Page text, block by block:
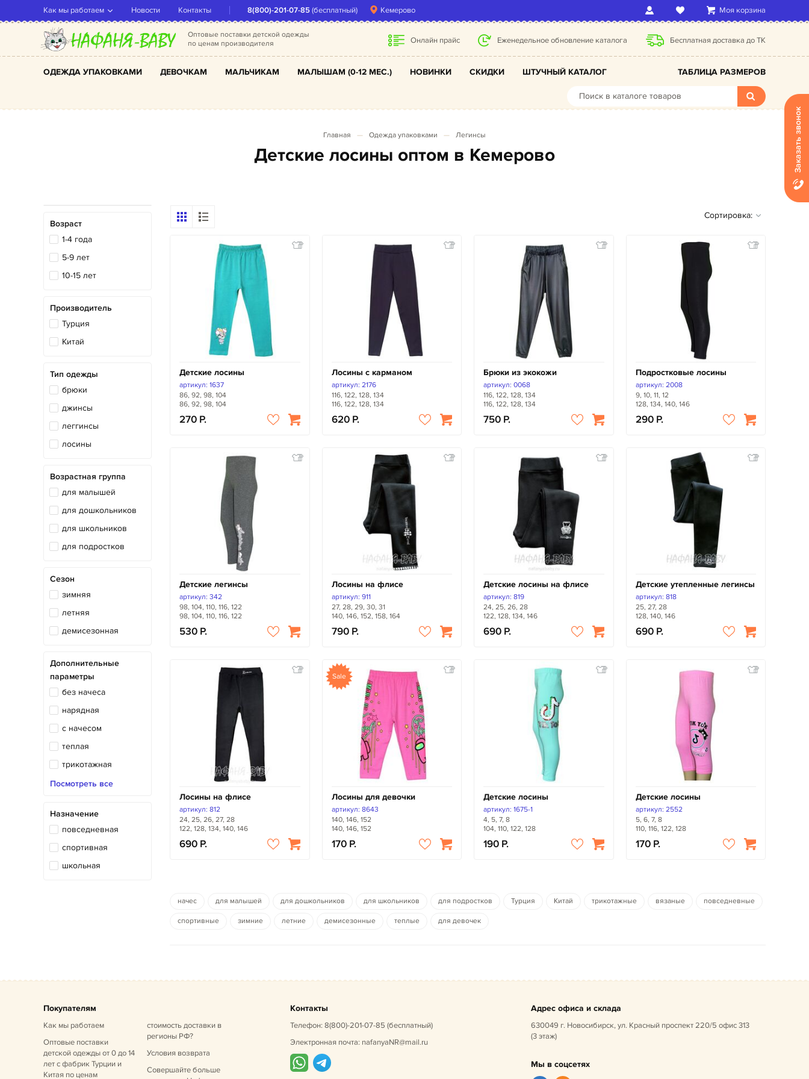
Моя корзина
Оптовые поставки детской одежды
по ценам производителя
Онлайн прайс Еженедельное обновление каталога Бесплатная доставка до ТК
ОДЕЖДА УПАКОВКАМИ ДЕВОЧКАМ МАЛЬЧИКАМ МАЛЫШАМ (0-12 МЕС.) НОВИНКИ СКИДКИ ШТУЧНЫЙ КАТАЛОГ ТАБЛИЦА РАЗМЕРОВ
Кемерово
8(800)-201-07-85(бесплатный)
Как мы работаем Новости Контакты
Главная Одежда упаковками Легинсы
Детские лосины оптом в Кемерово
Возраст
1-4 года
5-9 лет
10-15 лет
Производитель
Турция
Китай
Тип одежды
брюки
джинсы
леггинсы
лосины
Возрастная группа
для малышей
для дошкольников
для школьников
для подростков
Сезон
зимняя
летняя
демисезонная
Дополнительные
параметры
без начеса
нарядная
с начесом
теплая
трикотажная
экокожа
Посмотреть все
Назначение
повседневная
спортивная
школьная
Сортировка:
Детские лосины
артикул: 1637
86, 92, 98, 104
86, 92, 98, 104
270
Лосины с карманом
артикул: 2176
116, 122, 128, 134
116, 122, 128, 134
620
Брюки из экокожи
артикул: 0068
116, 122, 128, 134
116, 122, 128, 134
750
Подростковые лосины
артикул: 2008
9, 10, 11, 12
128, 134, 140, 146
290
Детские легинсы
артикул: 342
98, 104, 110, 116, 122
98, 104, 110, 116, 122
530
Лосины на флисе
артикул: 911
27, 28, 29, 30, 31
140, 146, 152, 158, 164
790
Детские лосины на флисе
артикул: 819
24, 25, 26, 28
122, 128, 134, 146
690
Детские утепленные легинсы
артикул: 818
25, 27, 28
128, 140, 146
690
Лосины на флисе
артикул: 812
24, 25, 26, 27, 28
122, 128, 134, 140, 146
690
Sale
Лосины для девочки
артикул: 8643
140, 146, 152
140, 146, 152
170
Детские лосины
артикул: 1675-1
4, 5, 7, 8
104, 110, 122, 128
190
Детские лосины
артикул: 2552
5, 6, 7, 8
110, 116, 122, 128
170
начес для малышей для дошкольников для школьников для подростков Турция Китай трикотажные вязаные повседневные
спортивные зимние летние демисезонные теплые для девочек
Покупателям
Как мы работаем
Оптовые поставки
детской одежды от 0 до 14
летс фабрик Турции и
Китая по ценам
стоимость доставки в
регионы РФ?
Условия возврата
Совершайте больше
Контакты
Телефон: 8(800)-201-07-85 (бесплатный)
Электронная почта: nafanyaNR@mail.ru
Адрес офиса и склада
630049 г. Новосибирск, ул. Красный проспект 220/5 офис 313
(3 этаж)
Мы в соцсетях
Заказать звонок